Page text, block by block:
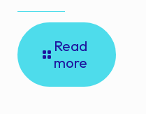
Read
more